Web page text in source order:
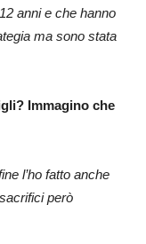
anni e che hanno
ma sono stata
Immagino che
l’ho fatto anche
però